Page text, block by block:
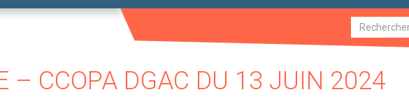
Recherche
– CCOPA DGAC DU 13 JUIN 2024